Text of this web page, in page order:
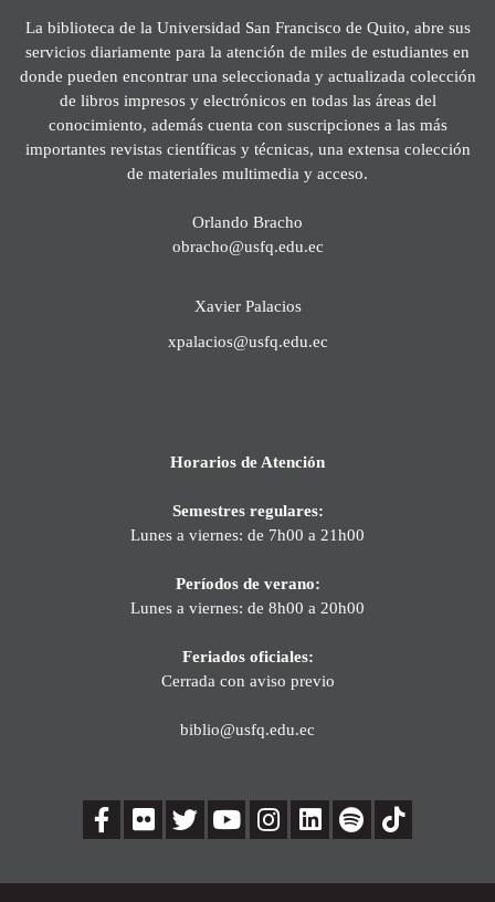
La biblioteca de la Universidad San Francisco de Quito, abre sus
servicios diariamente para la atención de miles de estudiantes en
donde pueden encontrar una seleccionada y actualizada colección
de libros impresos y electrónicos en todas las áreas del
conocimiento, además cuenta con suscripciones a las más
importantes revistas científicas y técnicas, una extensa colección
de materiales multimedia y acceso.
Orlando Bracho
obracho@usfq.edu.ec
Xavier Palacios
xpalacios@usfq.edu.ec
Horarios de Atención
Semestres regulares:
Lunes a viernes: de 7h00 a 21h00
Períodos de verano:
Lunes a viernes: de 8h00 a 20h00
Feriados oficiales:
Cerrada con aviso previo
biblio@usfq.edu.ec